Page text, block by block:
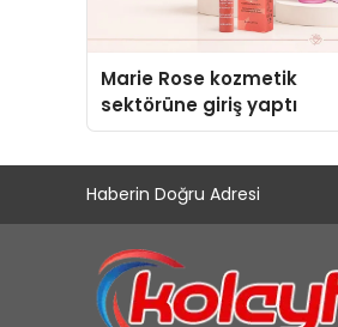
Marie Rose kozmetik
sektörüne giriş yaptı
Haberin Doğru Adresi